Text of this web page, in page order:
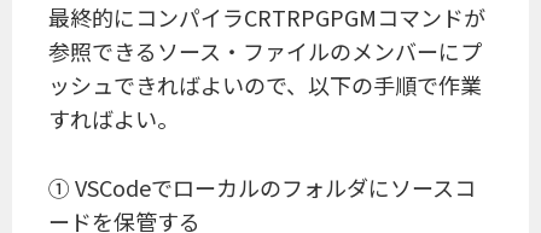
最終的にコンパイラCRTRPGPGMコマンドが
参照できるソース・ファイルのメンバーにプ
ッシュできればよいので、以下の手順で作業
すればよい。
① VSCodeでローカルのフォルダにソースコ
ードを保管する